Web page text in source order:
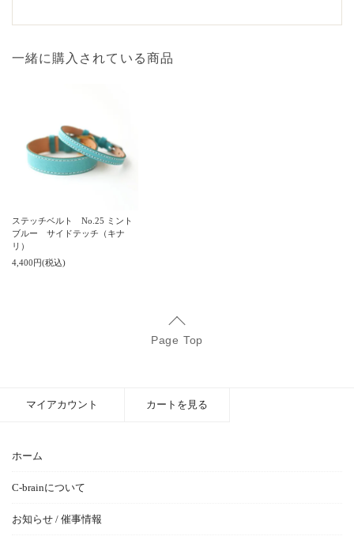
一緒に購入されている商品
ステッチベルト No.25 ミント
ブルー サイドテッチ（キナ
リ）
4,400円(税込)
Page Top
ホーム
C-brainについて
お知らせ / 催事情報
マイアカウント カートを見る